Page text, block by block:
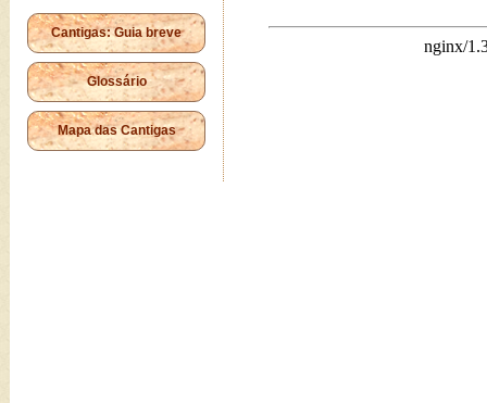
Cantigas: Guia breve
Glossário
Mapa das Cantigas